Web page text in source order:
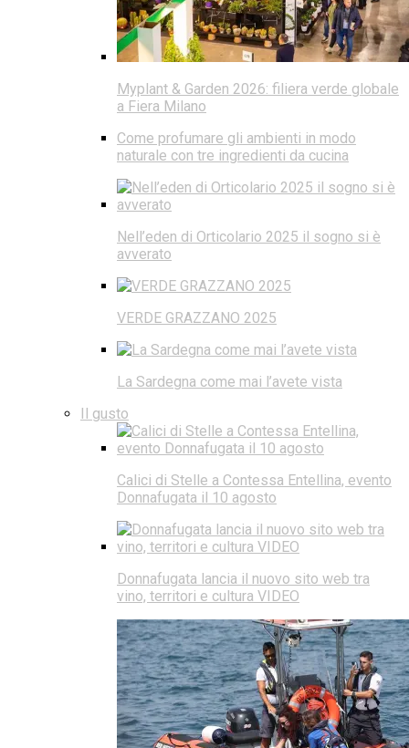
Myplant & Garden 2026: filiera verde globale
a Fiera Milano
Come profumare gli ambienti in modo
naturale con tre ingredienti da cucina
Nell’eden di Orticolario 2025 il sogno si è
avverato
VERDE GRAZZANO 2025
La Sardegna come mai l’avete vista
Il gusto
Calici di Stelle a Contessa Entellina, evento
Donnafugata il 10 agosto
Donnafugata lancia il nuovo sito web tra
vino, territori e cultura VIDEO